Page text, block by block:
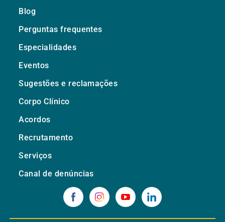
Blog
Perguntas frequentes
Especialidades
Eventos
Sugestões e reclamações
Corpo Clínico
Acordos
Recrutamento
Serviços
Canal de denúncias